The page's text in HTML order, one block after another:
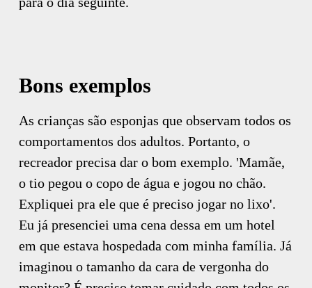
Bons exemplos
As crianças são esponjas que observam todos os
comportamentos dos adultos. Portanto, o
recreador precisa dar o bom exemplo. 'Mamãe,
o tio pegou o copo de água e jogou no chão.
Expliquei pra ele que é preciso jogar no lixo'.
Eu já presenciei uma cena dessa em um hotel
em que estava hospedada com minha família. Já
imaginou o tamanho da cara de vergonha do